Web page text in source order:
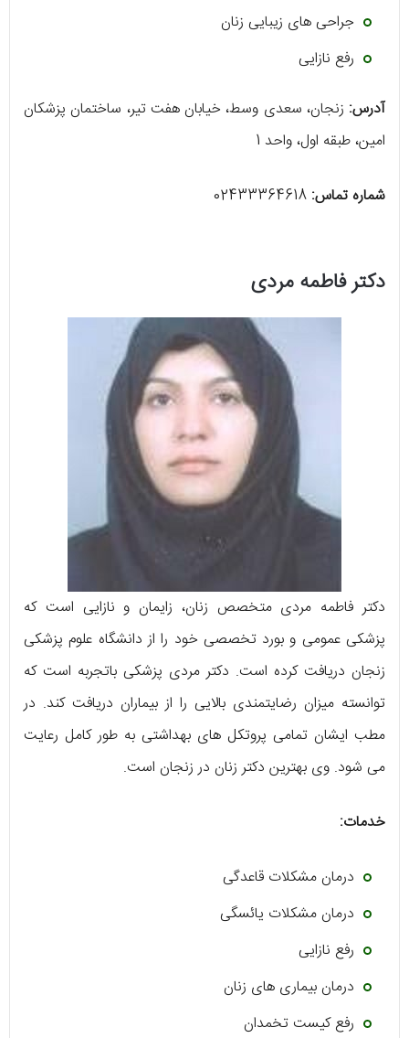
جراحی های زیبایی زنان
رفع نازایی
آدرس: زنجان، سعدی وسط، خیابان هفت تیر، ساختمان پزشکان
امین، طبقه اول، واحد 1
شماره تماس:
دکتر فاطمه مردی
دکتر فاطمه مردی متخصص زنان، زایمان و نازایی است که
پزشکی عمومی و بورد تخصصی خود را از دانشگاه علوم پزشکی
زنجان دریافت کرده است. دکتر مردی پزشکی باتجربه است که
توانسته میزان رضایتمندی بالایی را از بیماران دریافت کند. در
مطب ایشان تمامی پروتکل های بهداشتی به طور کامل رعایت
می شود. وی بهترین دکتر زنان در زنجان است.
خدمات:
درمان مشکلات قاعدگی
درمان مشکلات یائسگی
رفع نازایی
درمان بیماری های زنان
رفع کیست تخمدان